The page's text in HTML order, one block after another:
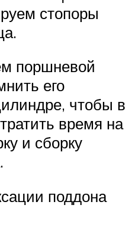
стопоры
поршневой
его
чтобы в
время на
и сборку
поддона